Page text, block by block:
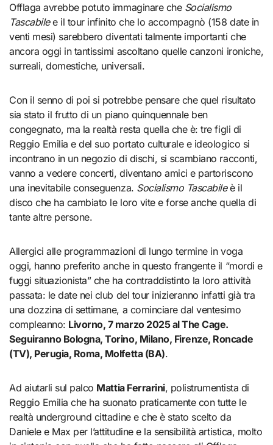
Offlaga avrebbe potuto immaginare che Socialismo
Tascabilee il tour infinito che lo accompagnò (158 date in
venti mesi) sarebbero diventati talmente importanti che
ancora oggi in tantissimi ascoltano quelle canzoni ironiche,
surreali, domestiche, universali.
Con il senno di poi si potrebbe pensare che quel risultato
sia stato il frutto di un piano quinquennale ben
congegnato, ma la realtà resta quella che è: tre figli di
Reggio Emilia e del suo portato culturale e ideologico si
incontrano in un negozio di dischi, si scambiano racconti,
vanno a vedere concerti, diventano amici e partoriscono
una inevitabile conseguenza. Socialismo Tascabileè il
disco che ha cambiato le loro vite e forse anche quella di
tante altre persone.
Allergici alle programmazioni di lungo termine in voga
oggi, hanno preferito anche in questo frangente il “mordi e
fuggi situazionista” che ha contraddistinto la loro attività
passata: le date nei club del tour inizieranno infatti già tra
una dozzina di settimane, a cominciare dal ventesimo
compleanno: Livorno, 7 marzo 2025 al The Cage.
Seguiranno Bologna, Torino, Milano, Firenze, Roncade
(TV), Perugia, Roma, Molfetta (BA).
Ad aiutarli sul palco Mattia Ferrarini, polistrumentista di
Reggio Emilia che ha suonato praticamente con tutte le
realtà underground cittadine e che è stato scelto da
Daniele e Max per l’attitudine e la sensibilità artistica, molto